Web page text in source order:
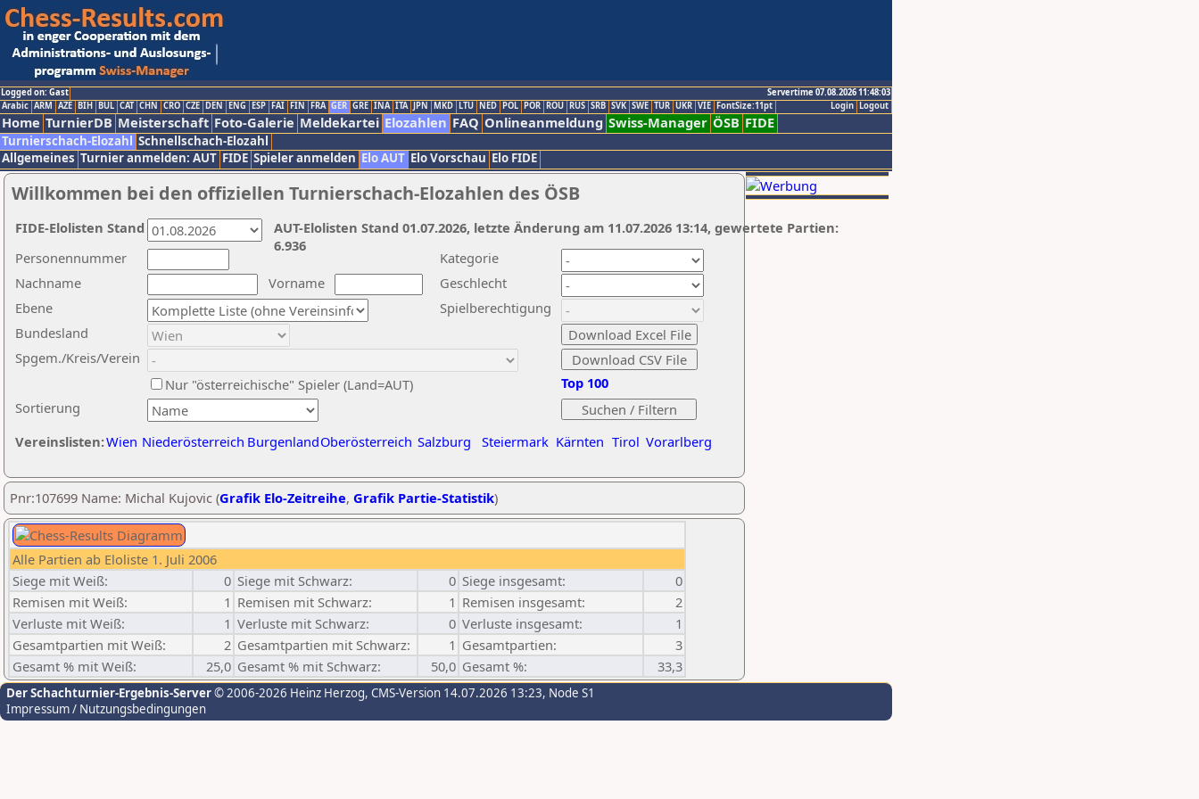
Logged on: Gast
Servertime 07.08.2026 11:48:03
Logout
Login
Arabic ARM AZE BIH BUL CAT CHN CRO CZE DEN ENG ESP FAI FIN FRA GER GRE INA ITA JPN MKD LTU NED POL POR ROU RUS SRB SVK SWE TUR UKR VIE FontSize:11pt
Home TurnierDB Meisterschaft Foto-Galerie Meldekartei Elozahlen FAQ Onlineanmeldung Swiss-Manager ÖSB FIDE
Turnierschach-Elozahl Schnellschach-Elozahl
Allgemeines Turnier anmelden: AUT FIDE Spieler anmelden Elo AUT Elo Vorschau Elo FIDE
Willkommen bei den offiziellen Turnierschach-Elozahlen des ÖSB
Nachname
Vorname
Ebene
Kategorie
Sortierung
Personennummer
Bundesland
Spgem./Kreis/Verein
Geschlecht
Nur "österreichische" Spieler (Land=AUT)
Spielberechtigung
Vereinslisten:Wien Niederösterreich BurgenlandOberösterreich Salzburg Steiermark Kärnten Tirol Vorarlberg
Top 100
AUT-Elolisten Stand 01.07.2026, letzte Änderung am 11.07.2026 13:14, gewertete Partien:
6.936
FIDE-Elolisten Stand
Pnr:107699 Name: Michal Kujovic (Grafik Elo-Zeitreihe, Grafik Partie-Statistik)
Alle Partien ab Eloliste 1. Juli 2006
Siege mit Weiß:
0 Siege mit Schwarz: 0 Siege insgesamt:
0
Remisen mit Weiß:
1 Remisen mit Schwarz: 1 Remisen insgesamt:
2
Verluste mit Weiß:
1 Verluste mit Schwarz: 0 Verluste insgesamt:
1
Gesamtpartien mit Weiß:
2 Gesamtpartien mit Schwarz: 1 Gesamtpartien:
3
Gesamt % mit Weiß:
25,0 Gesamt % mit Schwarz: 50,0 Gesamt %: 33,3
Der Schachturnier-Ergebnis-Server© 2006-2026 Heinz Herzog, CMS-Version 14.07.2026 13:23, Node S1
Impressum / Nutzungsbedingungen